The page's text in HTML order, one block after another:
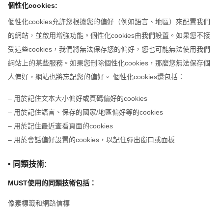
個性化cookies:
個性化cookies允許您根據您的偏好（例如語言、地區）來配置我們
的網站，並啟用增強功能。個性化cookies由我們設置。如果您不接
受這些cookies，我們將無法保存您的偏好，您也可能無法使用我們
網站上的某些服務。如果您刪除個性化cookies，那麼您無法保存個
人偏好，網站也將忘記您的偏好。 個性化cookies還包括：
– 用於記住文本大小偏好或頁碼偏好的cookies
– 用於記住語言、保存的國家/地區偏好等的cookies
– 用於記住最近查看頁面的cookies
– 用於會話偏好設置的cookies，以記住彈出窗口或面板
• 同類技術:
MUST使用的同類技術包括：
像素標籤和網路信標